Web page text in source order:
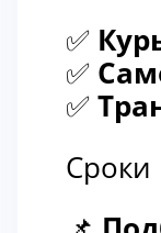
✅
✅
✅
Сроки